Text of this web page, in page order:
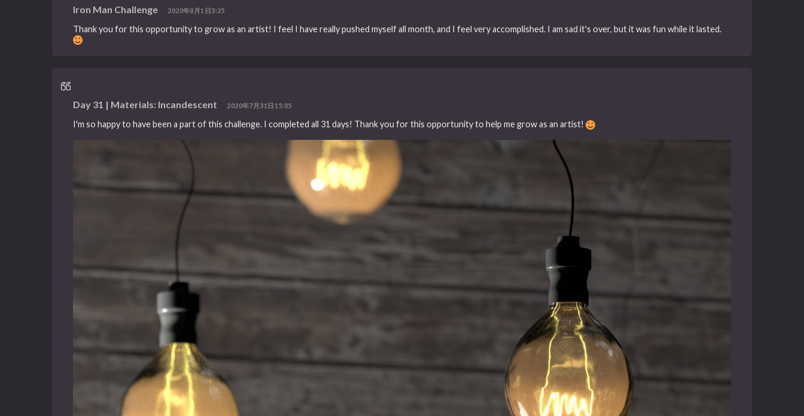
Iron Man Challenge 2020年8月1日3:25
Thank you for this opportunity to grow as an artist! I feel I have really pushed myself all month, and I feel very accomplished. I am sad it's over, but it was fun while it lasted.
Day 31 | Materials: Incandescent 2020年7月31日15:05
I'm so happy to have been a part of this challenge. I completed all 31 days! Thank you for this opportunity to help me grow as an artist!